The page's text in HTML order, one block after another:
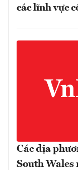
các lĩnh vực
Các địa
South Wales